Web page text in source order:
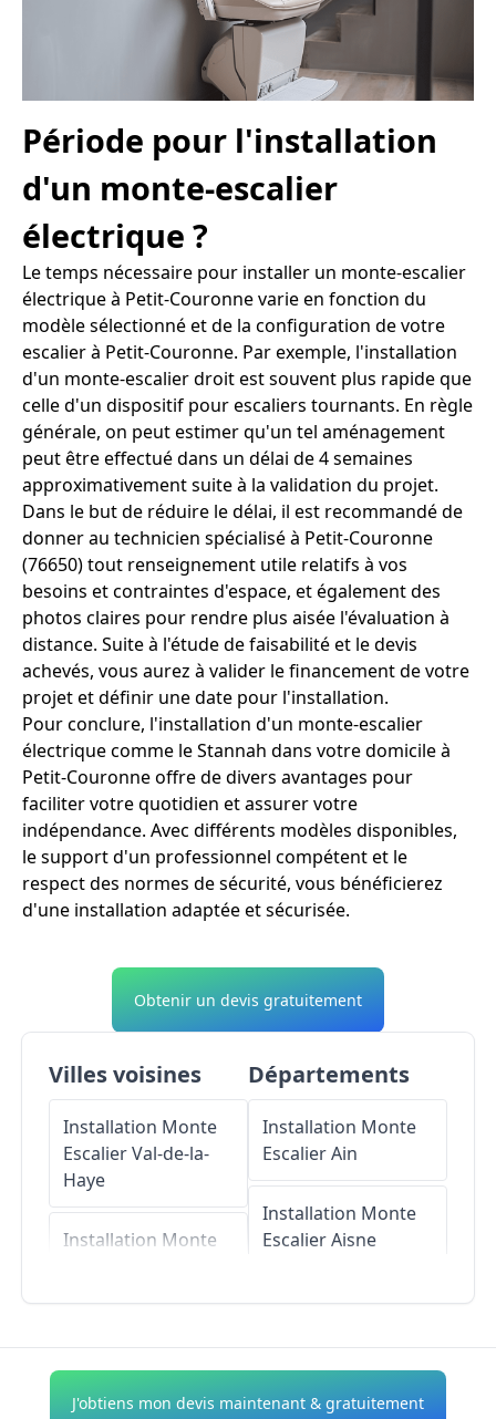
Période pour l'installation
d'un monte-escalier
électrique ?
Le temps nécessaire pour installer un monte-escalier
électrique à Petit-Couronne varie en fonction du
modèle sélectionné et de la configuration de votre
escalier à Petit-Couronne. Par exemple, l'installation
d'un monte-escalier droit est souvent plus rapide que
celle d'un dispositif pour escaliers tournants. En règle
générale, on peut estimer qu'un tel aménagement
peut être effectué dans un délai de 4 semaines
approximativement suite à la validation du projet.
Dans le but de réduire le délai, il est recommandé de
donner au technicien spécialisé à Petit-Couronne
(76650) tout renseignement utile relatifs à vos
besoins et contraintes d'espace, et également des
photos claires pour rendre plus aisée l'évaluation à
distance. Suite à l'étude de faisabilité et le devis
achevés, vous aurez à valider le financement de votre
projet et définir une date pour l'installation.
Pour conclure, l'installation d'un monte-escalier
électrique comme le Stannah dans votre domicile à
Petit-Couronne offre de divers avantages pour
faciliter votre quotidien et assurer votre
indépendance. Avec différents modèles disponibles,
le support d'un professionnel compétent et le
respect des normes de sécurité, vous bénéficierez
d'une installation adaptée et sécurisée.
Obtenir un devis gratuitement
Villes voisines
Installation Monte
EscalierVal-de-la-
Haye
Installation Monte
Installation Monte
Seine
Départements
Installation Monte
EscalierAin
Installation Monte
EscalierAisne
Installation Monte
EscalierAlpes-de-
J'obtiens mon devis maintenant & gratuitement